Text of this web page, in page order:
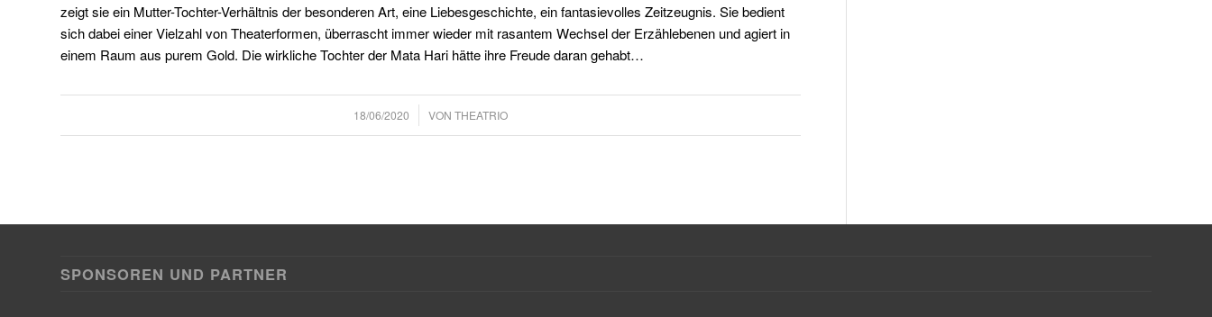
zeigt sie ein Mutter-Tochter-Verhältnis der besonderen Art, eine Liebesgeschichte, ein fantasievolles Zeitzeugnis. Sie bedient
sich dabei einer Vielzahl von Theaterformen, überrascht immer wieder mit rasantem Wechsel der Erzählebenen und agiert in
einem Raum aus purem Gold. Die wirkliche Tochter der Mata Hari hätte ihre Freude daran gehabt…
18/06/2020
/ VONTHEATRIO
SPONSOREN UND PARTNER